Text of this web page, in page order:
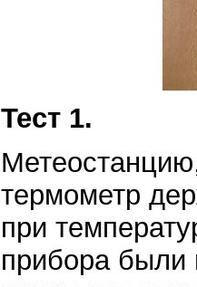
Тест 1.
термометр
при
прибора были